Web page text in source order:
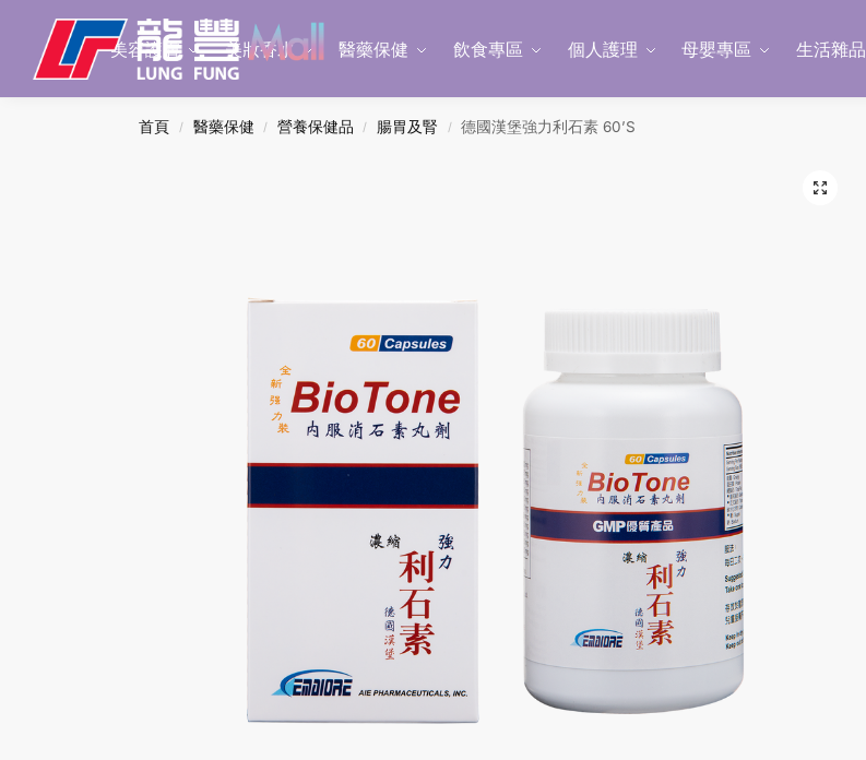
美容護膚 美妝香水 醫藥保健 飲食專區 個人護理 母嬰專區 生活雜品
Search
首頁 / 醫藥保健 / 營養保健品 / 腸胃及腎 / 德國漢堡強力利石素 60’S